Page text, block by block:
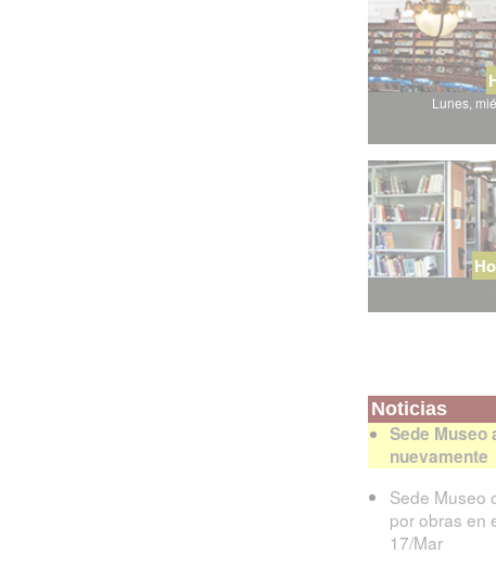
Lunes,
Noticias
Sede Museo
nuevamente
Sede Museo
por obras en
17/Mar